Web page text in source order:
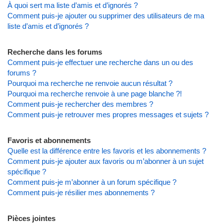
À quoi sert ma liste d’amis et d’ignorés ?
Comment puis-je ajouter ou supprimer des utilisateurs de ma
liste d’amis et d’ignorés ?
Recherche dans les forums
Comment puis-je effectuer une recherche dans un ou des
forums ?
Pourquoi ma recherche ne renvoie aucun résultat ?
Pourquoi ma recherche renvoie à une page blanche ?!
Comment puis-je rechercher des membres ?
Comment puis-je retrouver mes propres messages et sujets ?
Favoris et abonnements
Quelle est la différence entre les favoris et les abonnements ?
Comment puis-je ajouter aux favoris ou m’abonner à un sujet
spécifique ?
Comment puis-je m’abonner à un forum spécifique ?
Comment puis-je résilier mes abonnements ?
Pièces jointes